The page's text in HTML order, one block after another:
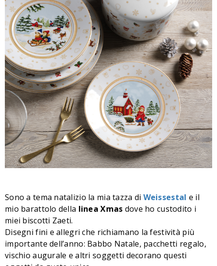
Sono a tema natalizio la mia tazza di Weissestal e il
mio barattolo della linea Xmas dove ho custodito i
miei biscotti Zaeti.
Disegni fini e allegri che richiamano la festività più
importante dell’anno: Babbo Natale, pacchetti regalo,
vischio augurale e altri soggetti decorano questi